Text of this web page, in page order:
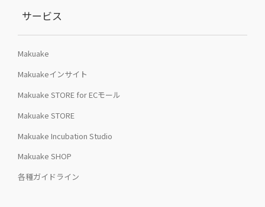
サービス
Makuake
Makuakeインサイト
Makuake STORE for ECモール
Makuake STORE
Makuake Incubation Studio
Makuake SHOP
各種ガイドライン